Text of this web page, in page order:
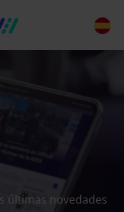
últimas novedades